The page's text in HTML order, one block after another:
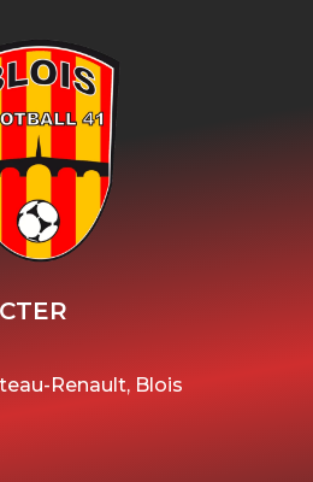
Renault, Blois